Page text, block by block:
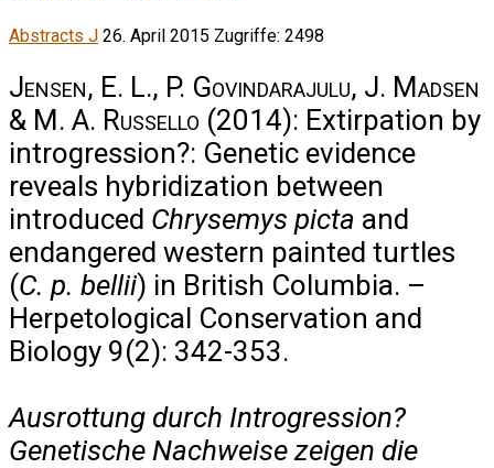
Abstracts J 26. April 2015 Zugriffe: 2498
Jensen, E. L., P. Govindarajulu, J. Madsen
& M. A. Russello (2014): Extirpation by
introgression?: Genetic evidence
reveals hybridization between
introduced Chrysemys picta and
endangered western painted turtles
(C. p. bellii) in British Columbia. –
Herpetological Conservation and
Biology 9(2): 342-353.
Ausrottung durch Introgression?
Genetische Nachweise zeigen die